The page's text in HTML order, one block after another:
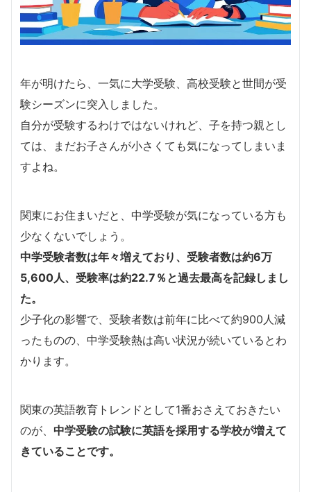
年が明けたら、一気に大学受験、高校受験と世間が受
験シーズンに突入しました。
自分が受験するわけではないけれど、子を持つ親とし
ては、まだお子さんが小さくても気になってしまいま
すよね。
関東にお住まいだと、中学受験が気になっている方も
少なくないでしょう。
中学受験者数は年々増えており、受験者数は約6万
5,600人、受験率は約22.7％と過去最高を記録しまし
た。
少子化の影響で、受験者数は前年に比べて約900人減
ったものの、中学受験熱は高い状況が続いているとわ
かります。
関東の英語教育トレンドとして1番おさえておきたい
のが、 中学受験の試験に英語を採用する学校が増えて
きていることです。